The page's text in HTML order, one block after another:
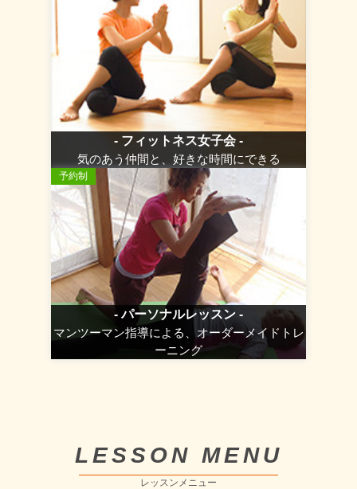
- フィットネス女子会 -
気のあう仲間と、好きな時間にできる
予約制
- パーソナルレッスン -
マンツーマン指導による、オーダーメイドトレ
ーニング
LESSON MENU
レッスンメニュー